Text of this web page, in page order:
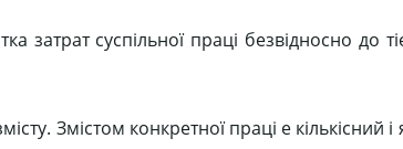
затрат суспільної праці безвідносно до
Змістом конкретної праці е кількісний